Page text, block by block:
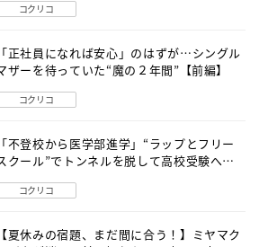
コクリコ
「正社員になれば安心」のはずが…シングル
ザーを待っていた“魔の２年間”【前編】
コクリコ
「不登校から医学部進学」“ラップとフリー
クール”でトンネルを脱して高校受験へ
コクリコ
【夏休みの宿題、まだ間に合う！】ミヤマク